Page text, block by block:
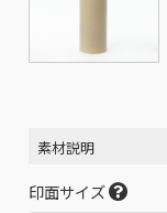
素材説明
印面サイズ